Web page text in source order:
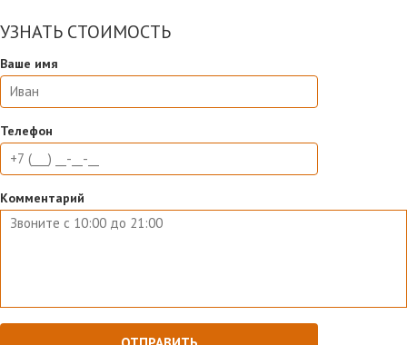
УЗНАТЬ СТОИМОСТЬ
Ваше имя
Телефон
Комментарий